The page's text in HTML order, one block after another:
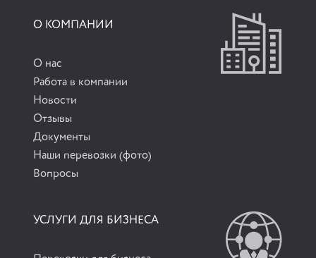
О КОМПАНИИ
О нас
Работа в компании
Новости
Отзывы
Документы
Наши перевозки (фото)
Вопросы
УСЛУГИ ДЛЯ БИЗНЕСА